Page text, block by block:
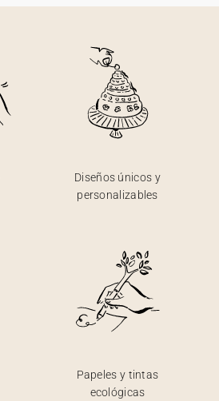
Diseños únicos y
personalizables
Papeles y tintas
ecológicas